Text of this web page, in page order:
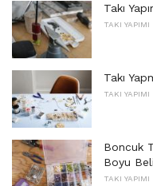
Takı
TAKI YAPIMI
Takı
TAKI YAPIMI
Boncuk
Boyu
TAKI YAPIMI